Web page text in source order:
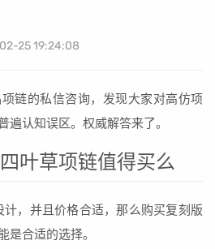
25 19:24:08
链的私信咨询，发现大家对高仿项
遍认知误区。权威解答来了。
叶草项链值得买么
，并且价格合适，那么购买复刻版
是合适的选择。